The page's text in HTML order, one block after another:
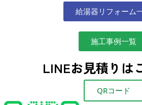
給湯器リフォーム
施工事例一覧
LINEお見積りは
QRコード